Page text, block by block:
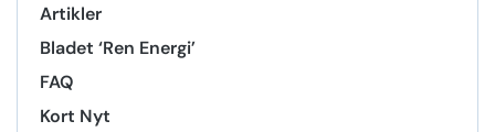
Artikler
Bladet ‘Ren Energi’
FAQ
Kort Nyt